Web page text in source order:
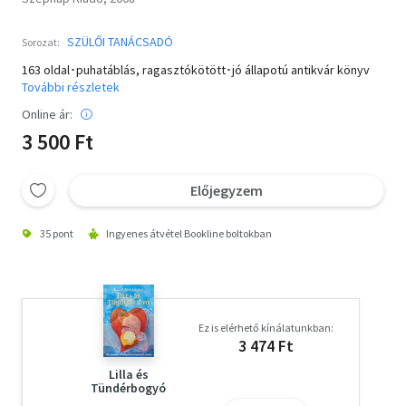
Sorozat: SZÜLŐI TANÁCSADÓ
163 oldal･puhatáblás, ragasztókötött･jó állapotú antikvár könyv
További részletek
Online ár:
3 500 Ft
Előjegyzem
35 pont Ingyenes átvétel Bookline boltokban
Lilla és
Tündérbogyó
Ez is elérhető kínálatunkban:
3 474 Ft